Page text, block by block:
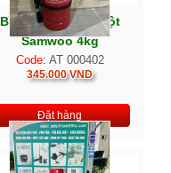
Bình chữa cháy bột
Samwoo 4kg
Code: AT 000402
345.000 VND
Đặt hàng